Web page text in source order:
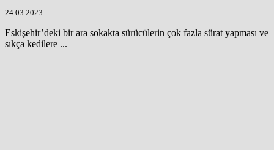
24.03.2023
Eskişehir’deki bir ara sokakta sürücülerin çok fazla sürat yapması ve
sıkça kedilere ...